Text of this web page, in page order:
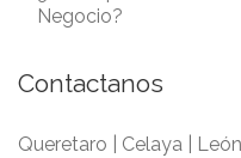
Negocio?
Contactanos
Queretaro | Celaya | León